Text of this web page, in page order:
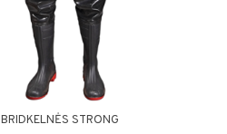
BRIDKELNĖS STRONG